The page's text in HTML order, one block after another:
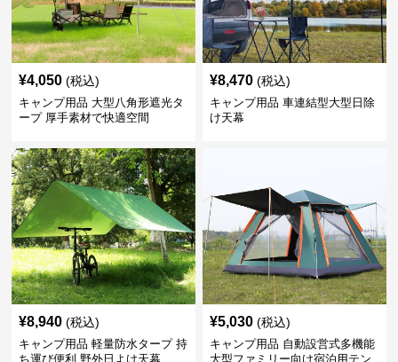
¥4,050 (税込)
キャンプ用品 大型八角形遮光タ
ープ 厚手素材で快適空間
¥8,470 (税込)
キャンプ用品 車連結型大型日除
け天幕
¥8,940 (税込)
キャンプ用品 軽量防水タープ 持
ち運び便利 野外日よけ天幕
¥5,030 (税込)
キャンプ用品 自動設営式多機能
大型ファミリー向け宿泊用テン